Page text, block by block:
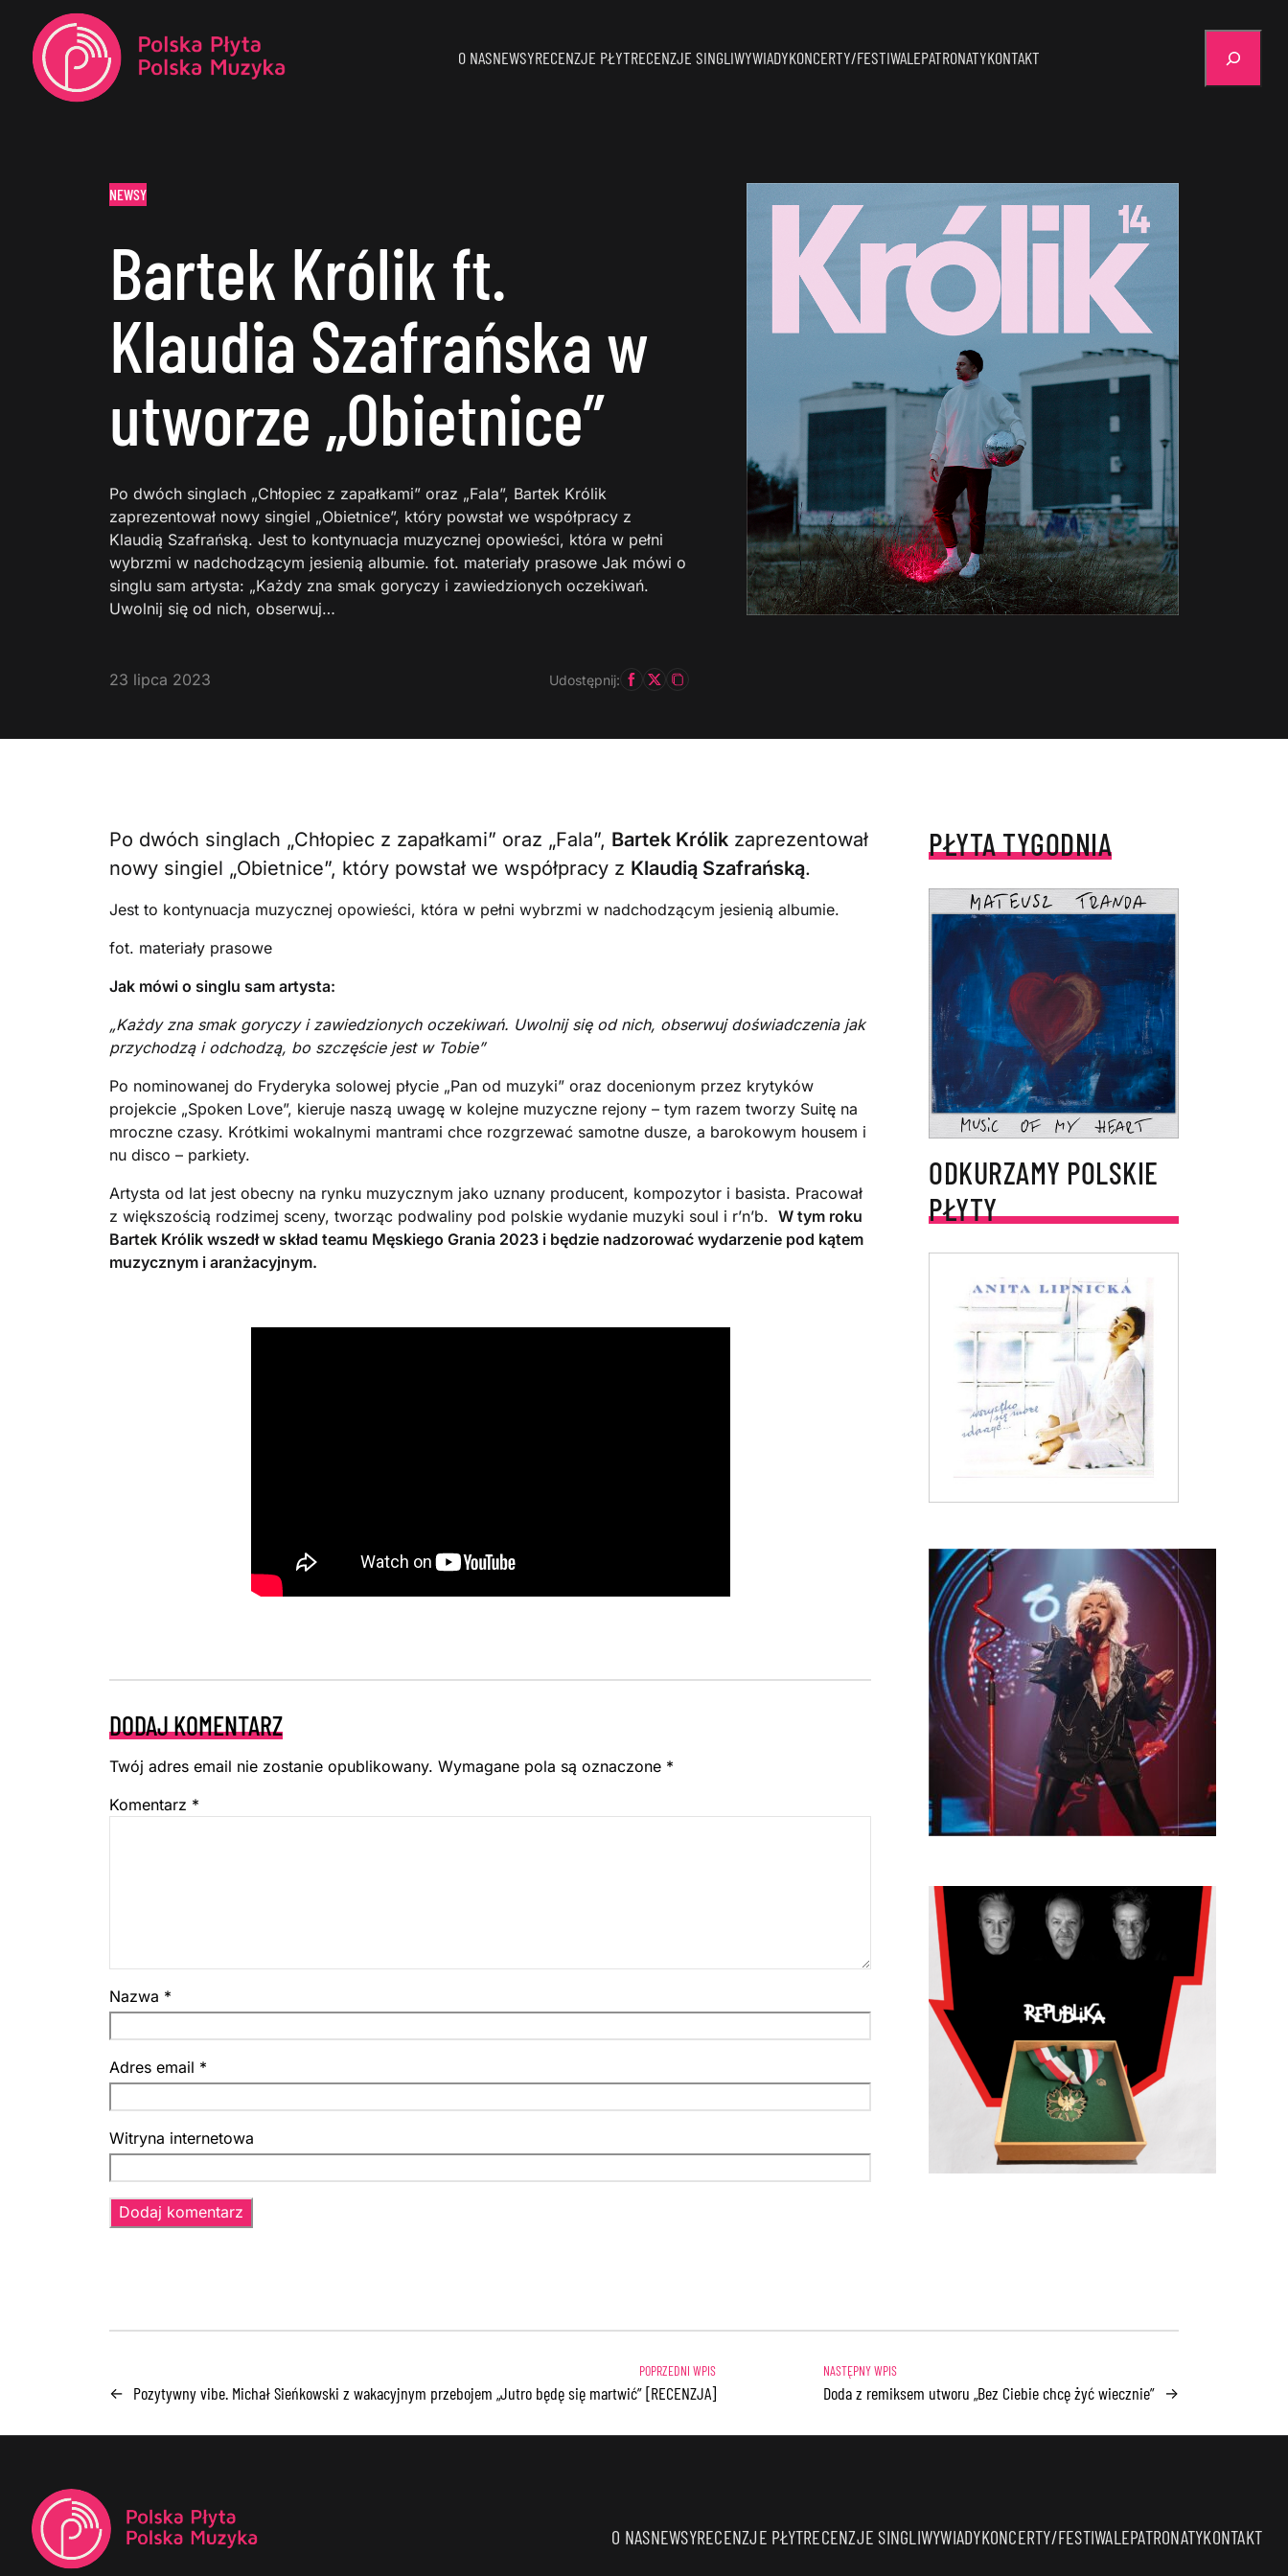
O NASNEWSYRECENZJE PŁYTRECENZJE SINGLIWYWIADYKONCERTY/FESTIWALEPATRONATYKONTAKT
NEWSY
Bartek Królik ft.
Klaudia Szafrańska w
utworze „Obietnice”
Po dwóch singlach „Chłopiec z zapałkami” oraz „Fala”, Bartek Królik
zaprezentował nowy singiel „Obietnice”, który powstał we współpracy z
Klaudią Szafrańską. Jest to kontynuacja muzycznej opowieści, która w pełni
wybrzmi w nadchodzącym jesienią albumie. fot. materiały prasowe Jak mówi o
singlu sam artysta: „Każdy zna smak goryczy i zawiedzionych oczekiwań.
Uwolnij się od nich, obserwuj…
23 lipca 2023 Udostępnij:
Po dwóch singlach „Chłopiec z zapałkami” oraz „Fala”, Bartek Królik zaprezentował
nowy singiel „Obietnice”, który powstał we współpracy z Klaudią Szafrańską.
Jest to kontynuacja muzycznej opowieści, która w pełni wybrzmi w nadchodzącym jesienią albumie.
fot. materiały prasowe
Jak mówi o singlu sam artysta:
„Każdy zna smak goryczy i zawiedzionych oczekiwań. Uwolnij się od nich, obserwuj doświadczenia jak
przychodzą i odchodzą, bo szczęście jest w Tobie”
Po nominowanej do Fryderyka solowej płycie „Pan od muzyki” oraz docenionym przez krytyków
projekcie „Spoken Love”, kieruje naszą uwagę w kolejne muzyczne rejony – tym razem tworzy Suitę na
mroczne czasy. Krótkimi wokalnymi mantrami chce rozgrzewać samotne dusze, a barokowym housem i
nu disco – parkiety.
Artysta od lat jest obecny na rynku muzycznym jako uznany producent, kompozytor i basista. Pracował
z większością rodzimej sceny, tworząc podwaliny pod polskie wydanie muzyki soul i r’n’b. W tym roku
Bartek Królik wszedł w skład teamu Męskiego Grania 2023 i będzie nadzorować wydarzenie pod kątem
muzycznym i aranżacyjnym.
DODAJ KOMENTARZ
Twój adres email nie zostanie opublikowany. Wymagane pola są oznaczone *
Komentarz *
Nazwa *
Adres email *
Witryna internetowa
PŁYTA TYGODNIA
ODKURZAMY POLSKIE
PŁYTY
← Pozytywny vibe. Michał Sieńkowski z wakacyjnym przebojem „Jutro będę się martwić” [RECENZJA] Doda z remiksem utworu „Bez Ciebie chcę żyć wiecznie” →
O NASNEWSYRECENZJE PŁYTRECENZJE SINGLIWYWIADYKONCERTY/FESTIWALEPATRONATYKONTAKT